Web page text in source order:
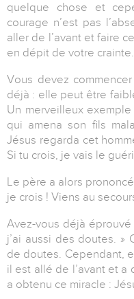
quelque chose et
courage n’est pas
aller de l’avant et faire
en dépit de votre crainte.
Vous devez
déjà : elle peut être
Un merveilleux
qui amena son fils
Jésus regarda cet
Si tu crois, je vais le
Le père a alors
je crois ! Viens au
Avez-vous déjà éprouvé
j’ai aussi des doutes.
de doutes. Cependant,
il est allé de l’avant et a
a obtenu ce miracle :